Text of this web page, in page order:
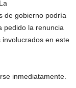
de gobierno podría
pedido la renuncia
en este
inmediatamente.